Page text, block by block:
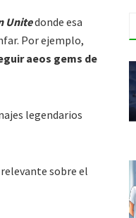
Unitedonde esa
Por ejemplo,
aeos gems de
legendarios
sobre el